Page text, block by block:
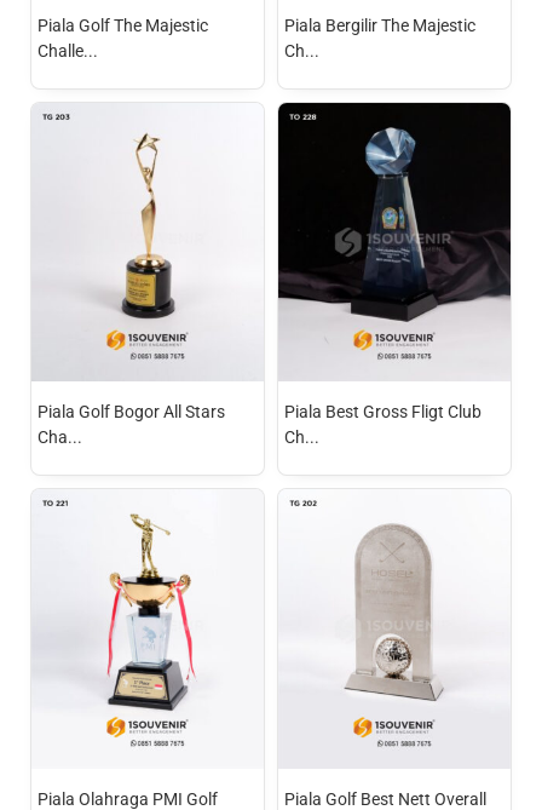
Piala Golf The Majestic
Challe...
Piala Bergilir The Majestic
Ch...
Piala Golf Bogor All Stars
Cha...
Piala Best Gross Fligt Club
Ch...
Piala Olahraga PMI Golf
Piala Golf Best Nett Overall